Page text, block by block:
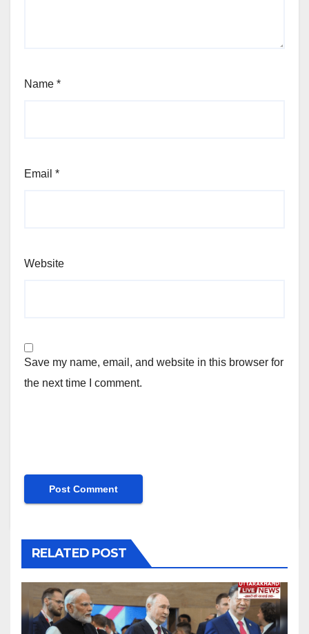
Name *
Email *
Website
Save my name, email, and website in this browser for
the next time I comment.
RELATED POST